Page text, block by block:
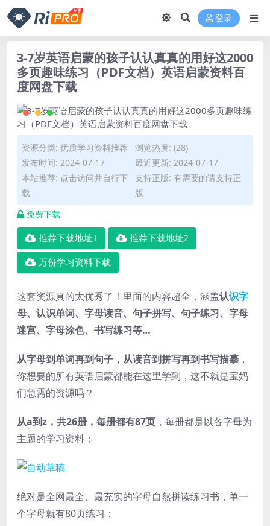
登录
3-7岁英语启蒙的孩子认认真真的用好这2000
多页趣味练习（PDF文档）英语启蒙资料百
度网盘下载
资源分类: 优质学习资料推荐
浏览热度: (28)
发布时间: 2024-07-17
最近更新: 2024-07-17
本站推荐: 点击访问并自行下
载
支持正版: 有需要的请支持正
版
免费下载
推荐下载地址1 推荐下载地址2
万份学习资料下载
这套资源真的太优秀了！里面的内容超全，涵盖认识字
母、认识单词、字母读音、句子拼写、句子练习、字母
迷宫、字母涂色、书写练习等…
从字母到单词再到句子，从读音到拼写再到书写描摹 ，
你想要的所有英语启蒙都能在这里学到，这不就是宝妈
们急需的资源吗？
从a到z，共26册，每册都有87页 ，每册都是以各字母为
主题的学习资料；
绝对是全网最全、最充实的字母自然拼读练习书，单一
个字母就有80页练习；